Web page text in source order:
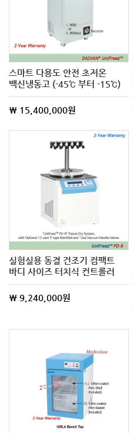
스마트 다용도 안전 초저온
백신냉동고 (-45℃ 부터 -15℃)
\ 15,400,000원
실험실용 동결 건조기 컴팩트
바디 사이즈 터치식 컨트롤러
\ 9,240,000원